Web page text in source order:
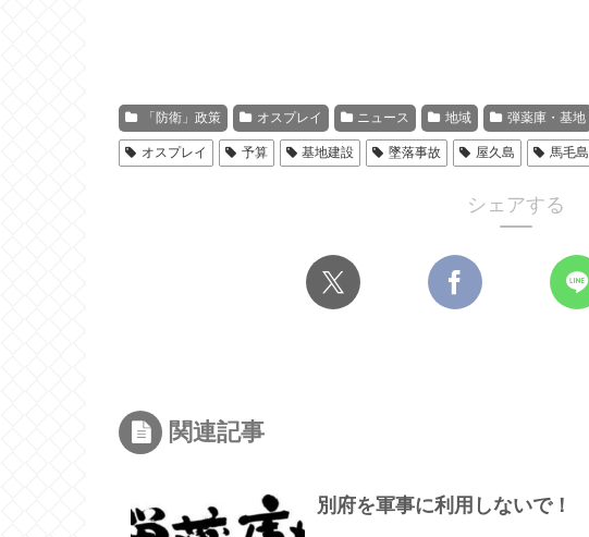
「防衛」政策 オスプレイ ニュース 地域 弾薬庫・基地
オスプレイ 予算 基地建設 墜落事故 屋久島 馬毛島
シェアする
関連記事
別府を軍事に利用しないで！